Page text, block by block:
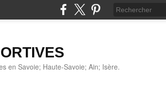
en Savoie; Haute-Savoie; Ain; Isère.